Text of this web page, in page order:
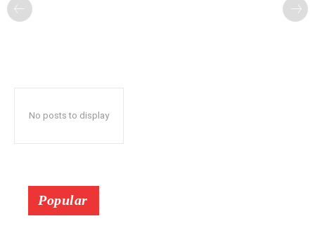
No posts to display
Popular